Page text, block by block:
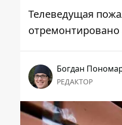
Телеведущая
отремонтировано
Богдан
РЕДАКТОР